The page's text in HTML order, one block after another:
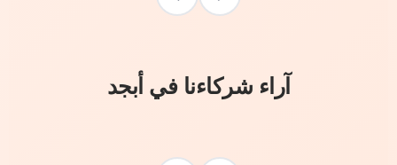
آراء شركاءنا في أبجد